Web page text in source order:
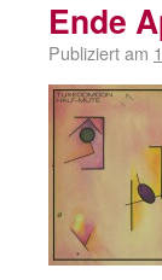
Ende
Publiziert am